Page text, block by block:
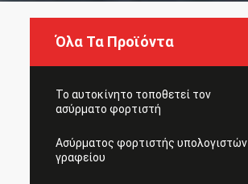
Όλα Τα Προϊόντα
Το αυτοκίνητο τοποθετεί τον
ασύρματο φορτιστή
Ασύρματος φορτιστής υπολογιστών
γραφείου